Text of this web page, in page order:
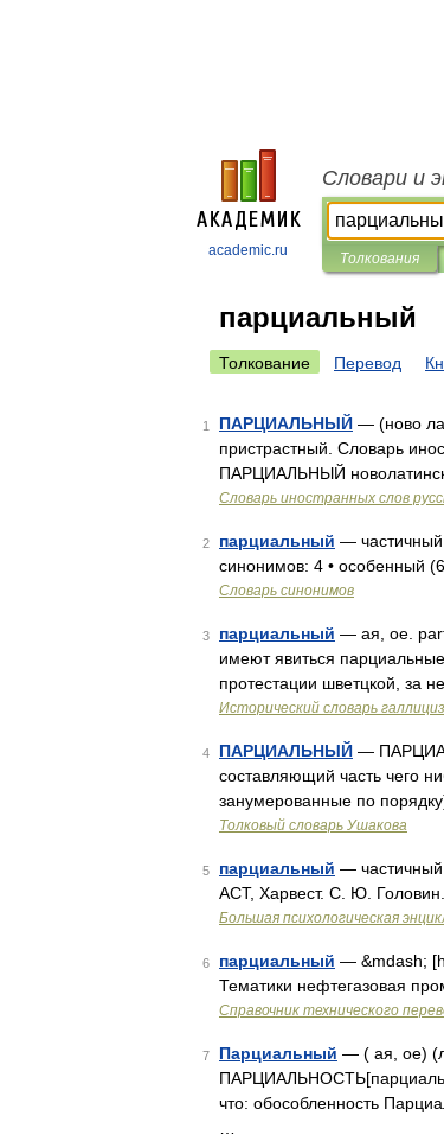
academic.ru
Словари и
Толкования
парциальный
Толкование Перевод
1 ПАРЦИАЛЬНЫЙ — (ново
пристрастный. Словарь
ПАРЦИАЛЬНЫЙ
Словарь иностранных слов
2 парциальный —
синонимов: 4 • особенный
Словарь синонимов
3 парциальный — ая, ое.
имеют явиться
протестации шветцкой, за
Исторический словарь
4 ПАРЦИАЛЬНЫЙ —
составляющий часть чего
занумерованные по
Толковый словарь Ушакова
5 парциальный —
АСТ, Харвест. С. Ю.
Большая психологическая
6 парциальный — &mdash;
Тематики нефтегазовая
Справочник технического
7 Парциальный — ( ая, ое)
что: обособленность